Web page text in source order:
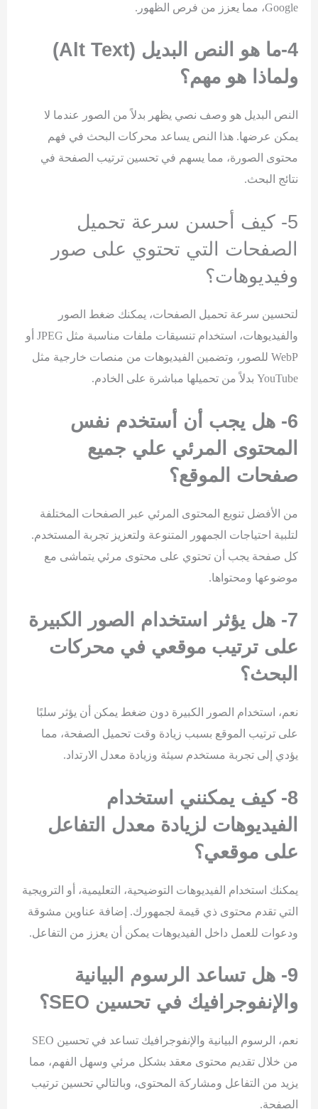
Google، مما يعزز من فرص الظهور.
4-ما هو النص البديل ( Alt Text
)
ولماذا هو مهم؟
النص البديل هو وصف نصي يظهر بدلاً من الصور عندما لا
يمكن عرضها. هذا النص يساعد محركات البحث في فهم
محتوى الصورة، مما يسهم في تحسين ترتيب الصفحة في
نتائج البحث.
5- كيف أحسن سرعة تحميل
الصفحات التي تحتوي على صور
وفيديوهات؟
لتحسين سرعة تحميل الصفحات، يمكنك ضغط الصور
والفيديوهات، استخدام تنسيقات ملفات مناسبة مثل JPEG أو
WebP للصور، وتضمين الفيديوهات من منصات خارجية مثل
YouTube بدلاً من تحميلها مباشرة على الخادم.
6- هل يجب أن أستخدم نفس
المحتوى المرئي علي جميع
صفحات الموقع؟
من الأفضل تنويع المحتوى المرئي عبر الصفحات المختلفة
لتلبية احتياجات الجمهور المتنوعة ولتعزيز تجربة المستخدم.
كل صفحة يجب أن تحتوي على محتوى مرئي يتماشى مع
موضوعها ومحتواها.
7- هل يؤثر استخدام الصور الكبيرة
على ترتيب موقعي في محركات
البحث؟
نعم، استخدام الصور الكبيرة دون ضغط يمكن أن يؤثر سلبًا
على ترتيب الموقع بسبب زيادة وقت تحميل الصفحة، مما
يؤدي إلى تجربة مستخدم سيئة وزيادة معدل الارتداد.
8- كيف يمكنني استخدام
الفيديوهات لزيادة معدل التفاعل
على موقعي؟
يمكنك استخدام الفيديوهات التوضيحية، التعليمية، أو الترويجية
التي تقدم محتوى ذي قيمة لجمهورك. إضافة عناوين مشوقة
ودعوات للعمل داخل الفيديوهات يمكن أن يعزز من التفاعل.
9- هل تساعد الرسوم البيانية
والإنفوجرافيك في تحسين SEO؟
نعم، الرسوم البيانية والإنفوجرافيك تساعد في تحسين SEO
من خلال تقديم محتوى معقد بشكل مرئي وسهل الفهم، مما
يزيد من التفاعل ومشاركة المحتوى، وبالتالي تحسين ترتيب
الصفحة.